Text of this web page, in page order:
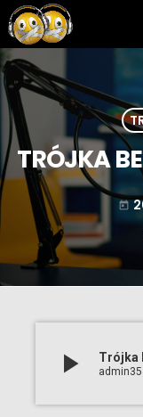
TRÓJKA
today
play_arrow Trójka